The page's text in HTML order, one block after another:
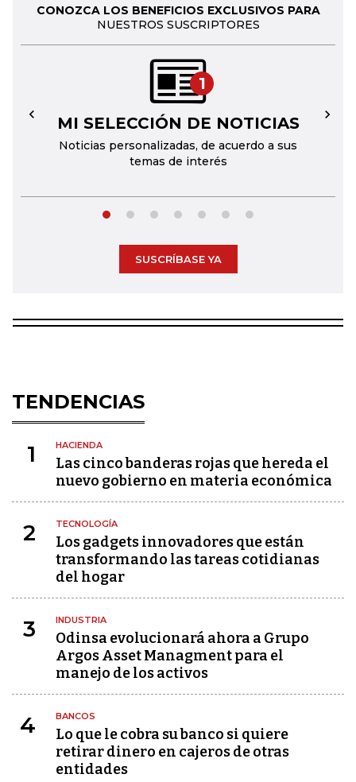
CONOZCA LOS BENEFICIOS EXCLUSIVOS PARA
NUESTROS SUSCRIPTORES
1
MI SELECCIÓN DE NOTICIAS
Noticias personalizadas, de acuerdo a sus
temas de interés
← →
SUSCRÍBASE YA
TENDENCIAS
1 HACIENDA
Las cinco banderas rojas que hereda el
nuevo gobierno en materia económica
2 TECNOLOGÍA
Los gadgets innovadores que están
transformando las tareas cotidianas
del hogar
3 INDUSTRIA
Odinsa evolucionará ahora a Grupo
Argos Asset Managment para el
manejo de los activos
4 BANCOS
Lo que le cobra su banco si quiere
retirar dinero en cajeros de otras
entidades